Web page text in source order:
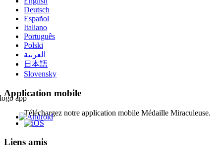
Deutsch
Español
Italiano
Português
Polski
العربية
日本語
Slovensky
Application mobile
Téléchargez notre application mobile Médaille Miraculeuse.
Liens amis